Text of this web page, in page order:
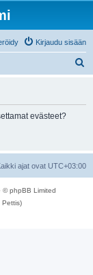
Kirjaudu sisään
evästeet?
ajat ovat UTC+03:00
© phpBB Limited
Pettis)